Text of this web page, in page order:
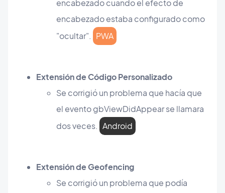
encabezado cuando el efecto de
encabezado estaba configurado como
"ocultar". PWA
Extensión de Código Personalizado
Se corrigió un problema que hacía que
el evento gbViewDidAppear se llamara
dos veces. Android
Extensión de Geofencing
Se corrigió un problema que podía